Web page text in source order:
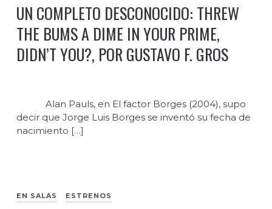
UN COMPLETO DESCONOCIDO: THREW
THE BUMS A DIME IN YOUR PRIME,
DIDN’T YOU?, POR GUSTAVO F. GROS
Alan Pauls, en El factor Borges (2004), supo
decir que Jorge Luis Borges se inventó su fecha de
nacimiento […]
EN SALAS ESTRENOS